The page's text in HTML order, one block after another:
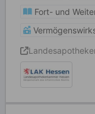
Fort- und